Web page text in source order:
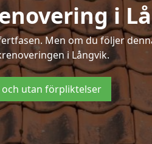
i
Men om du följer
i Långvik.
och utan förpliktelser